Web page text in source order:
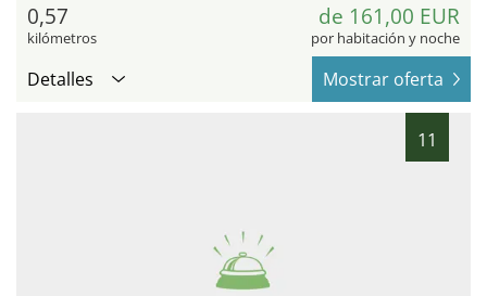
0,57
kilómetros
de 161,00 EUR
por habitación y noche
Detalles Mostrar oferta
11